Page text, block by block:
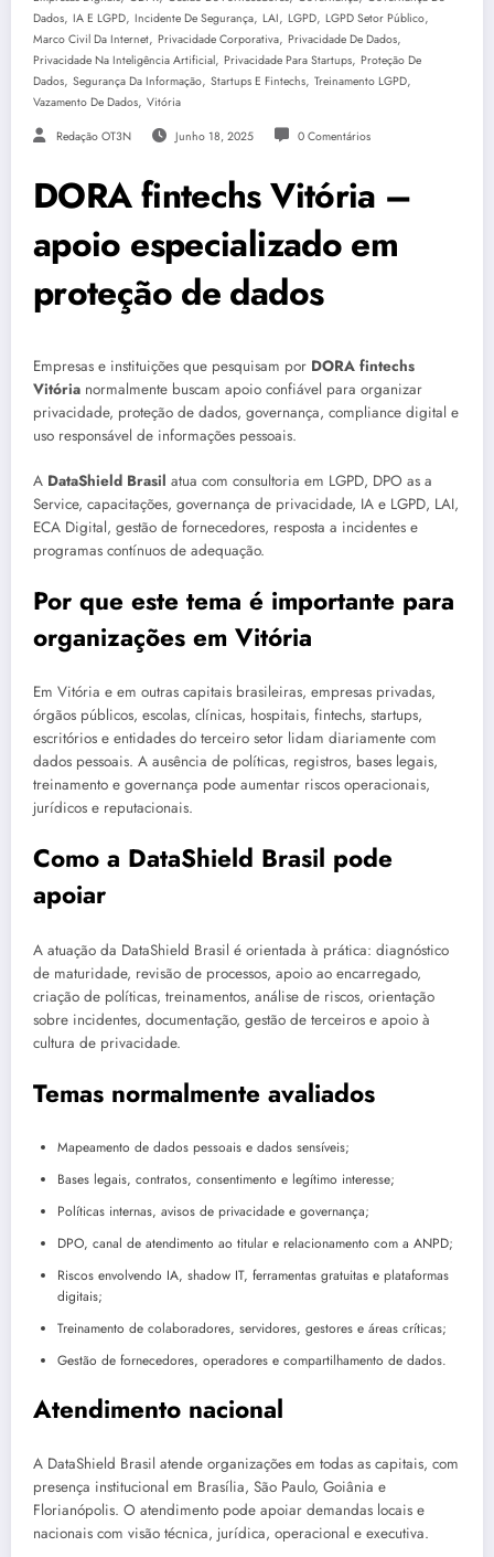
Dados, IA E LGPD, Incidente De Segurança, LAI, LGPD, LGPD Setor Público,
Marco Civil Da Internet, Privacidade Corporativa, Privacidade De Dados,
Privacidade Na Inteligência Artificial, Privacidade Para Startups, Proteção De
Dados, Segurança Da Informação, Startups E Fintechs, Treinamento LGPD,
Vazamento De Dados, Vitória
Redação OT3N Junho 18, 2025 0 Comentários
DORA fintechs Vitória –
apoio especializado em
proteção de dados
Empresas e instituições que pesquisam por DORA fintechs
Vitória normalmente buscam apoio confiável para organizar
privacidade, proteção de dados, governança, compliance digital e
uso responsável de informações pessoais.
A DataShield Brasil atua com consultoria em LGPD, DPO as a
Service, capacitações, governança de privacidade, IA e LGPD, LAI,
ECA Digital, gestão de fornecedores, resposta a incidentes e
programas contínuos de adequação.
Por que este tema é importante para
organizações em Vitória
Em Vitória e em outras capitais brasileiras, empresas privadas,
órgãos públicos, escolas, clínicas, hospitais, fintechs, startups,
escritórios e entidades do terceiro setor lidam diariamente com
dados pessoais. A ausência de políticas, registros, bases legais,
treinamento e governança pode aumentar riscos operacionais,
jurídicos e reputacionais.
Como a DataShield Brasil pode
apoiar
A atuação da DataShield Brasil é orientada à prática: diagnóstico
de maturidade, revisão de processos, apoio ao encarregado,
criação de políticas, treinamentos, análise de riscos, orientação
sobre incidentes, documentação, gestão de terceiros e apoio à
cultura de privacidade.
Temas normalmente avaliados
Mapeamento de dados pessoais e dados sensíveis;
Bases legais, contratos, consentimento e legítimo interesse;
Políticas internas, avisos de privacidade e governança;
DPO, canal de atendimento ao titular e relacionamento com a ANPD;
Riscos envolvendo IA, shadow IT, ferramentas gratuitas e plataformas
digitais;
Treinamento de colaboradores, servidores, gestores e áreas críticas;
Gestão de fornecedores, operadores e compartilhamento de dados.
Atendimento nacional
A DataShield Brasil atende organizações em todas as capitais, com
presença institucional em Brasília, São Paulo, Goiânia e
Florianópolis. O atendimento pode apoiar demandas locais e
nacionais com visão técnica, jurídica, operacional e executiva.